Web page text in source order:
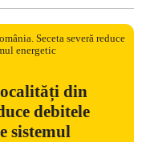
din
debitele
sistemul